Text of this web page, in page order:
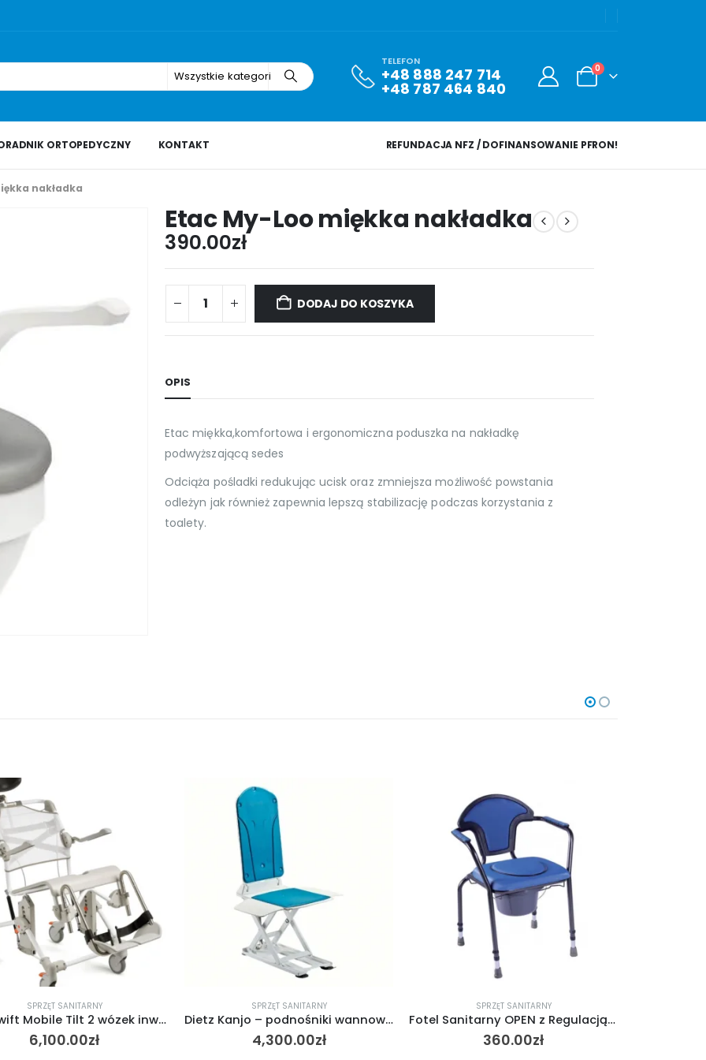
Wszystkie kategorie
TELEFON
+48 888 247 714
+48 787 464 840
0
ORTOPEDYCZNY KONTAKT REFUNDACJA NFZ / DOFINANSOWANIE PFRON!
nakładka
Etac My-Loo miękka nakładka
390.00zł
DODAJ DO KOSZYKA
OPIS
Etac miękka,komfortowa i ergonomiczna poduszka na nakładkę
podwyższającą sedes
Odciąża pośladki redukując ucisk oraz zmniejsza możliwość powstania
odleżyn jak również zapewnia lepszą stabilizację podczas korzystania z
toalety.
SPRZĘT SANITARNY
Dietz Kanjo – podnośniki wannowe z powłoką z cząsteczkami srebra i tapicerką antybakteryjną XXL
4,300.00zł
SPRZĘT SANITARNY
Fotel Sanitarny OPEN z Regulacją Wysokości
360.00zł
SPRZĘT SANITARNY
Etac Rex – poręcz ułatwiająca korzystanie z toalety
800.00zł